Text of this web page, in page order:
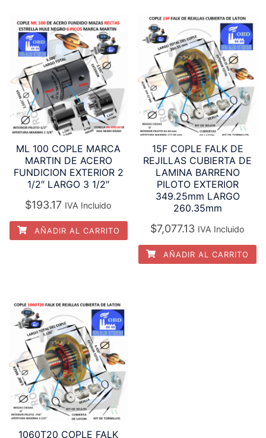
ML 100 COPLE MARCA
MARTIN DE ACERO
FUNDICION EXTERIOR 2
1/2″ LARGO 3 1/2″
$193.17 IVA Incluido
AÑADIR AL CARRITO
15F COPLE FALK DE
REJILLAS CUBIERTA DE
LAMINA BARRENO
PILOTO EXTERIOR
349.25mm LARGO
260.35mm
$7,077.13 IVA Incluido
AÑADIR AL CARRITO
1060T20 COPLE FALK